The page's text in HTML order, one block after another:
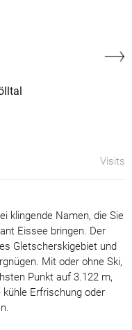
Visits
klingende Namen, die Sie
Eissee bringen. Der
Gletscherskigebiet und
Mit oder ohne Ski,
Punkt auf 3.122 m,
Erfrischung oder